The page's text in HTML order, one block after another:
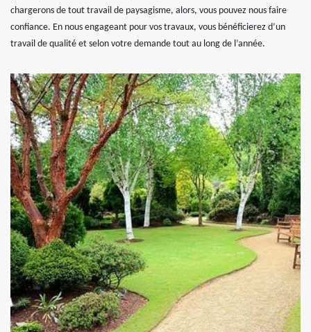
chargerons de tout travail de paysagisme, alors, vous pouvez nous faire
confiance. En nous engageant pour vos travaux, vous bénéficierez d’un
travail de qualité et selon votre demande tout au long de l’année.